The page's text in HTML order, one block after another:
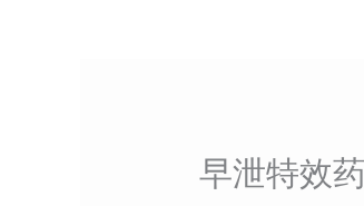
早泄特效